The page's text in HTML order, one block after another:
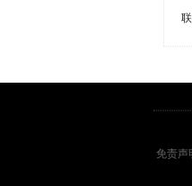
免责声